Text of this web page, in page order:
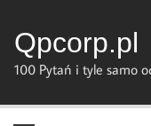
content
Qpcorp.pl
100 Pytań i tyle samo